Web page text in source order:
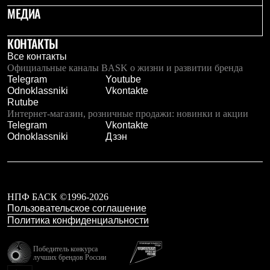
Где купить
МЕДИА
КОНТАКТЫ
Все контакты
Официальные каналы BASK о жизни и развитии бренда
Telegram
Youtube
Odnoklassniki
Vkontakte
Rutube
Интернет-магазин, розничные продажи: новинки и акции
Telegram
Vkontakte
Odnoklassniki
Дзэн
НПФ БАСК ©1996-2026
Пользовательское соглашение
Политика конфиденциальности
Победитель конкурса
лучших брендов России